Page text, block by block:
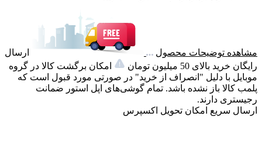
مشاهده توضیحات محصول
ارسال
رایگان خرید بالای 50 میلیون تومان
امکان برگشت کالا در گروه
موبایل با دلیل "انصراف از خرید" در صورتی مورد قبول است که
پلمب کالا باز نشده باشد. تمام گوشی‌های اپل استور ضمانت
رجیستری دارند.
ارسال سریع امکان تحویل اکسپرس